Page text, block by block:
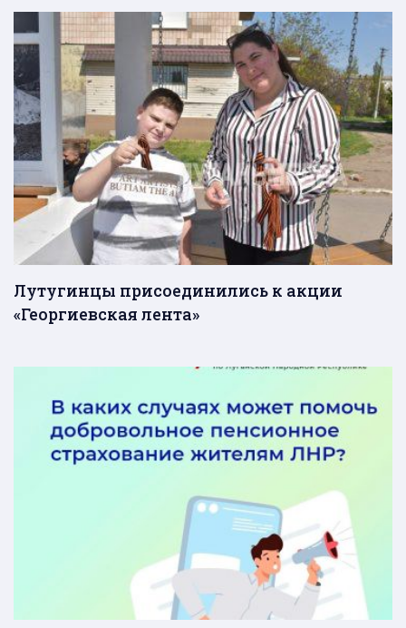
Лутугинцы присоединились к акции
«Георгиевская лента»